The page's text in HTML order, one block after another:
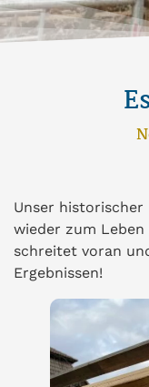
Unser
wieder zum
schreitet voran
Ergebnissen!